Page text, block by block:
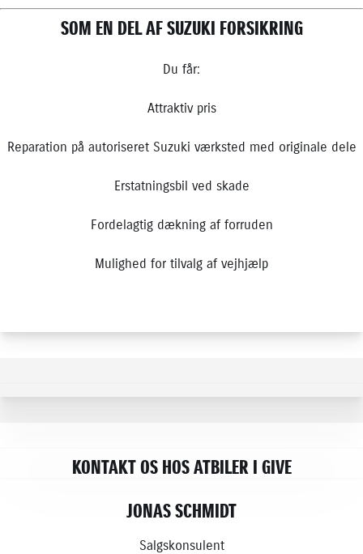
SOM EN DEL AF SUZUKI FORSIKRING
Du får:
Attraktiv pris
Reparation på autoriseret Suzuki værksted med originale dele
Erstatningsbil ved skade
Fordelagtig dækning af forruden
Mulighed for tilvalg af vejhjælp
KONTAKT OS HOS ATBILER I GIVE
JONAS SCHMIDT
Salgskonsulent